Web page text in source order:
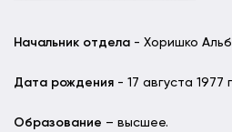
Начальник отдела - Хоришко
Дата рождения - 17 августа 1977
Образование – высшее.